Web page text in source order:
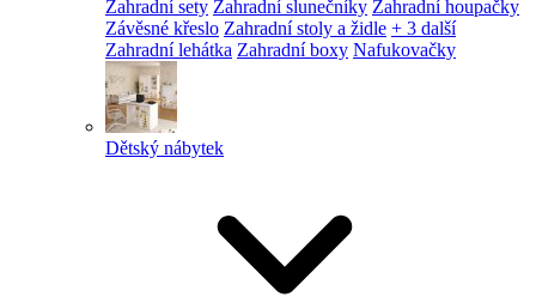
Zahradní sety Zahradní slunečníky Zahradní houpačky
Závěsné křeslo Zahradní stoly a židle + 3 další
Zahradní lehátka Zahradní boxy Nafukovačky
Dětský nábytek